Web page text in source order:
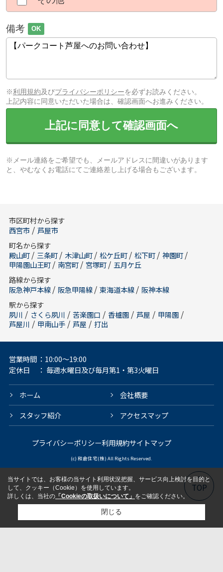
備考 OK
※利用規約及びプライバシーポリシーを必ずお読みください。
上記内容に同意いただいた場合は、確認画面へお進みください。
上記に同意して確認画面へ
※メール連絡をご希望でも、メールアドレスに間違いがあります
と、やむなくお電話にてご連絡差し上げる場合もございます。
TOP
市区町村から探す
西宮市 / 芦屋市
町名から探す
殿山町/ 三条町/ 木津山町/ 松ケ丘町/ 松下町/ 神園町/
甲陽園山王町/ 南宮町/ 宮塚町/ 五月ケ丘
路線から探す
阪急神戸本線/ 阪急甲陽線/ 東海道本線/ 阪神本線
駅から探す
夙川 / さくら夙川 / 苦楽園口 / 香櫨園 / 芦屋 / 甲陽園 /
芦屋川 / 甲南山手 / 芦屋 / 打出
営業時間 ：10:00～19:00
定休日
： 毎週水曜日及び毎月第1・第3火曜日
ホーム
会社概要
スタッフ紹介
アクセスマップ
プライバシーポリシー利用規約サイトマップ
(c) 和倉住宅(株) All Rights Reserved.
当サイトでは、お客様の当サイト利用状況把握、サービス向上検討を目的と
して、クッキー（Cookie）を使用しています。
詳しくは、当社の 「Cookieの取扱いについて」 をご確認ください。
閉じる